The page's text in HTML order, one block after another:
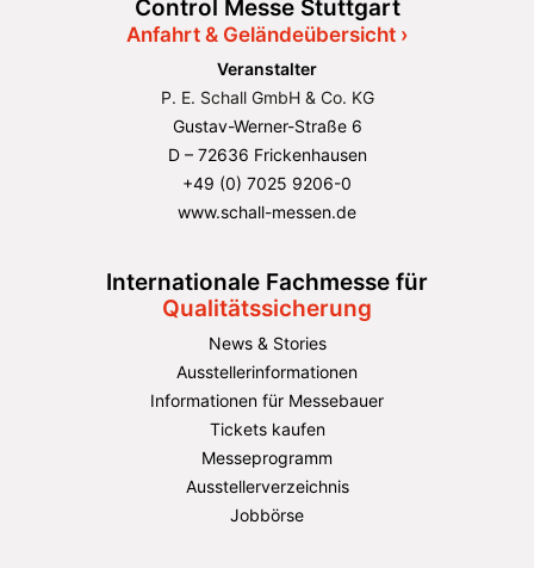
Control Messe Stuttgart
Anfahrt & Geländeübersicht ›
Veranstalter
P. E. Schall GmbH & Co. KG
Gustav-Werner-Straße 6
D – 72636 Frickenhausen
+49 (0) 7025 9206-0
www.schall-messen.de
Internationale Fachmesse für
Qualitätssicherung
News & Stories
Ausstellerinformationen
Informationen für Messebauer
Tickets kaufen
Messeprogramm
Ausstellerverzeichnis
Jobbörse